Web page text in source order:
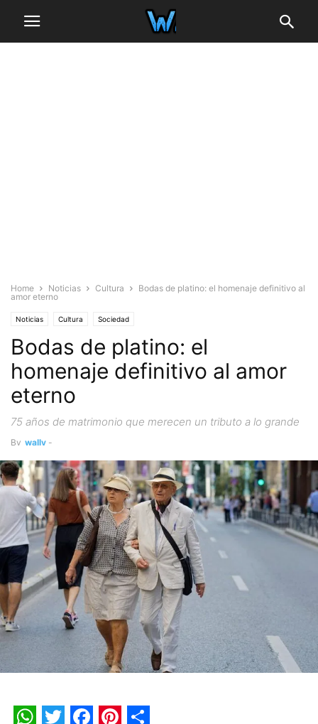
Home Noticias Cultura
Bodas de platino: el homenaje definitivo al
amor eterno
Noticias Cultura Sociedad
Bodas de platino: el
homenaje definitivo al amor
eterno
75 años de matrimonio que merecen un tributo a lo grande
By wally -